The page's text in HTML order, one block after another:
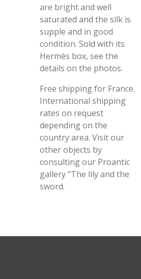
are bright and well
saturated and the silk is
supple and in good
condition. Sold with its
Hermès box, see the
details on the photos.
Free shipping for France.
International shipping
rates on request
depending on the
country area. Visit our
other objects by
consulting our Proantic
gallery "The lily and the
sword.